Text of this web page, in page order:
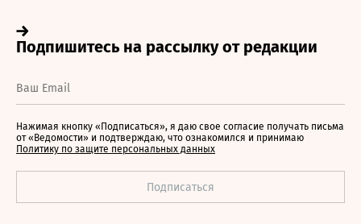
Нажимая кнопку «Подписаться», я даю свое согласие получать письма
от «Ведомости» и подтверждаю, что ознакомился и принимаю
Политику по защите персональных данных